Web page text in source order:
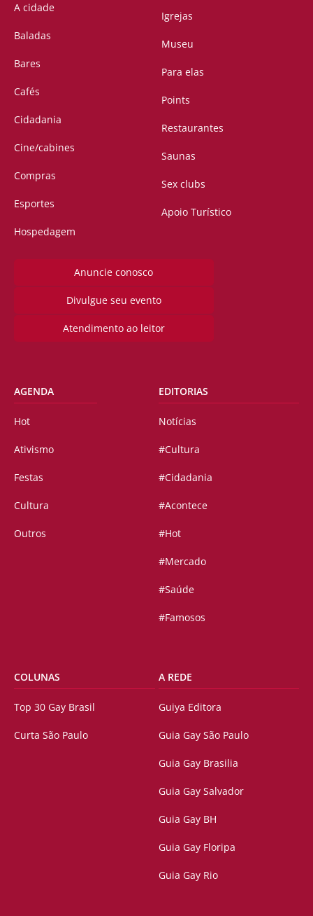
A cidade
Baladas
Bares
Cafés
Cidadania
Cine/cabines
Compras
Esportes
Hospedagem
Igrejas
Museu
Para elas
Points
Restaurantes
Saunas
Sex clubs
Apoio Turístico
Anuncie conosco
Divulgue seu evento
Atendimento ao leitor
AGENDA
Hot
Ativismo
Festas
Cultura
Outros
EDITORIAS
Notícias
#Cultura
#Cidadania
#Acontece
#Hot
#Mercado
#Saúde
#Famosos
COLUNAS
Top 30 Gay Brasil
Curta São Paulo
A REDE
Guiya Editora
Guia Gay São Paulo
Guia Gay Brasilia
Guia Gay Salvador
Guia Gay BH
Guia Gay Floripa
Guia Gay Rio